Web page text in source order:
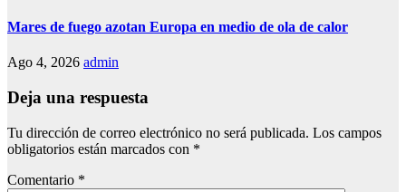
Mares de fuego azotan Europa en medio de ola de calor
Ago 4, 2026 admin
Deja una respuesta
Tu dirección de correo electrónico no será publicada. Los campos
obligatorios están marcados con *
Comentario *